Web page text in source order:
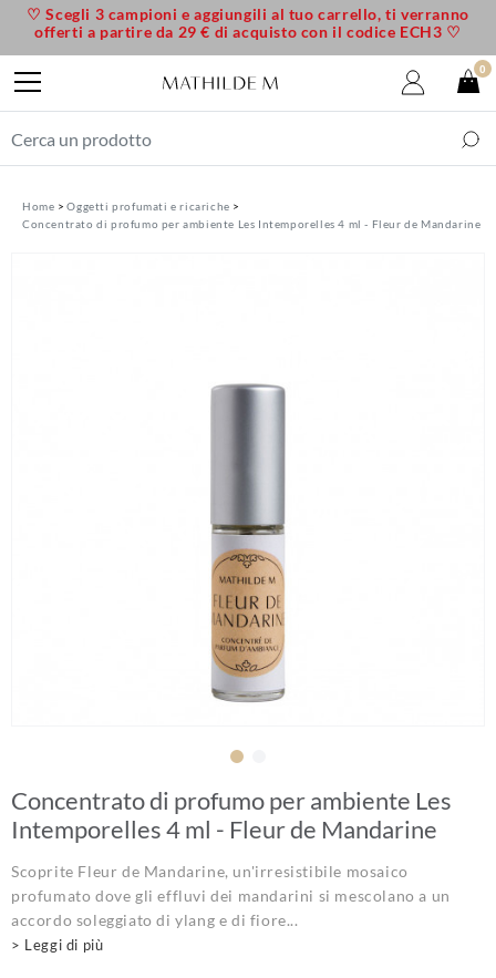
Home
Oggetti profumati e ricariche
Concentrato di profumo per ambiente Les Intemporelles 4 ml - Fleur de Mandarine
Concentrato di profumo per ambiente Les
Intemporelles 4 ml - Fleur de Mandarine
Scoprite Fleur de Mandarine, un'irresistibile mosaico
profumato dove gli effluvi dei mandarini si mescolano a un
accordo soleggiato di ylang e di fiore...
> Leggi di più
♡ Scegli 3 campioni e aggiungili al tuo carrello, ti verranno
offerti a partire da 29 € di acquisto con il codice ECH3 ♡
0